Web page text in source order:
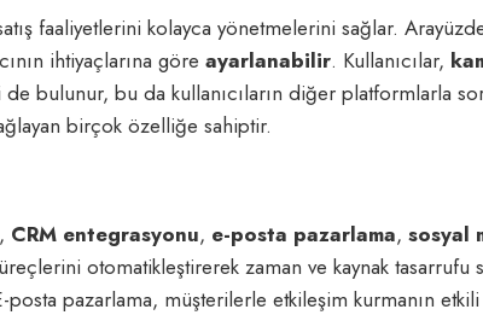
faaliyetlerini kolayca yönetmelerini sağlar.
ihtiyaçlarına göre ayarlanabilir. Kullanıcılar,
bulunur, bu da kullanıcıların diğer platformlarla
birçok özelliğe sahiptir.
, CRM entegrasyonu, e-posta pazarlama, sosyal
otomatikleştirerek zaman ve kaynak
pazarlama, müşterilerle etkileşim kurmanın